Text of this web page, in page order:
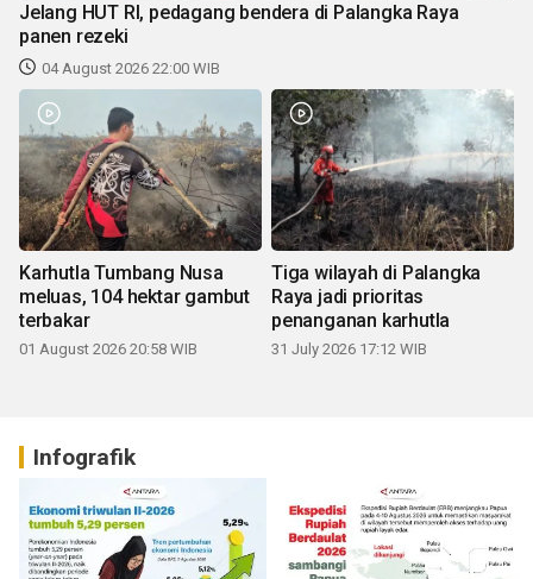
Jelang HUT RI, pedagang bendera di Palangka Raya
panen rezeki
04 August 2026 22:00 WIB
Karhutla Tumbang Nusa
meluas, 104 hektar gambut
terbakar
01 August 2026 20:58 WIB
Tiga wilayah di Palangka
Raya jadi prioritas
penanganan karhutla
31 July 2026 17:12 WIB
Infografik